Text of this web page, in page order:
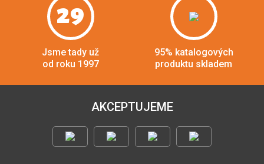
29
Jsme tady už
od roku 1997
95% katalogových
produktu skladem
AKCEPTUJEME